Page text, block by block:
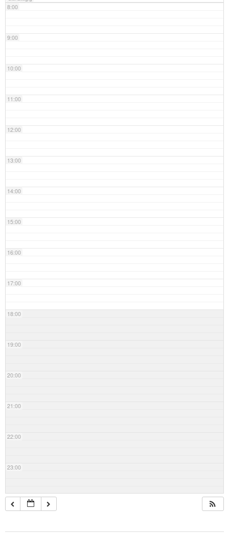
8:00
9:00
10:00
11:00
12:00
13:00
14:00
15:00
16:00
17:00
18:00
19:00
20:00
21:00
22:00
23:00